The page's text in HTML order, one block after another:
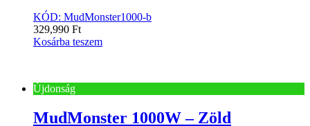
KÓD: MudMonster1000-b
329,990 Ft
Kosárba teszem
Újdonság
MudMonster 1000W – Zöld